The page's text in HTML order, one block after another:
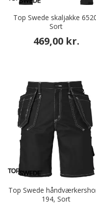
Top Swede skaljakke
Sort
469,00 kr.
Top Swede
194, Sort